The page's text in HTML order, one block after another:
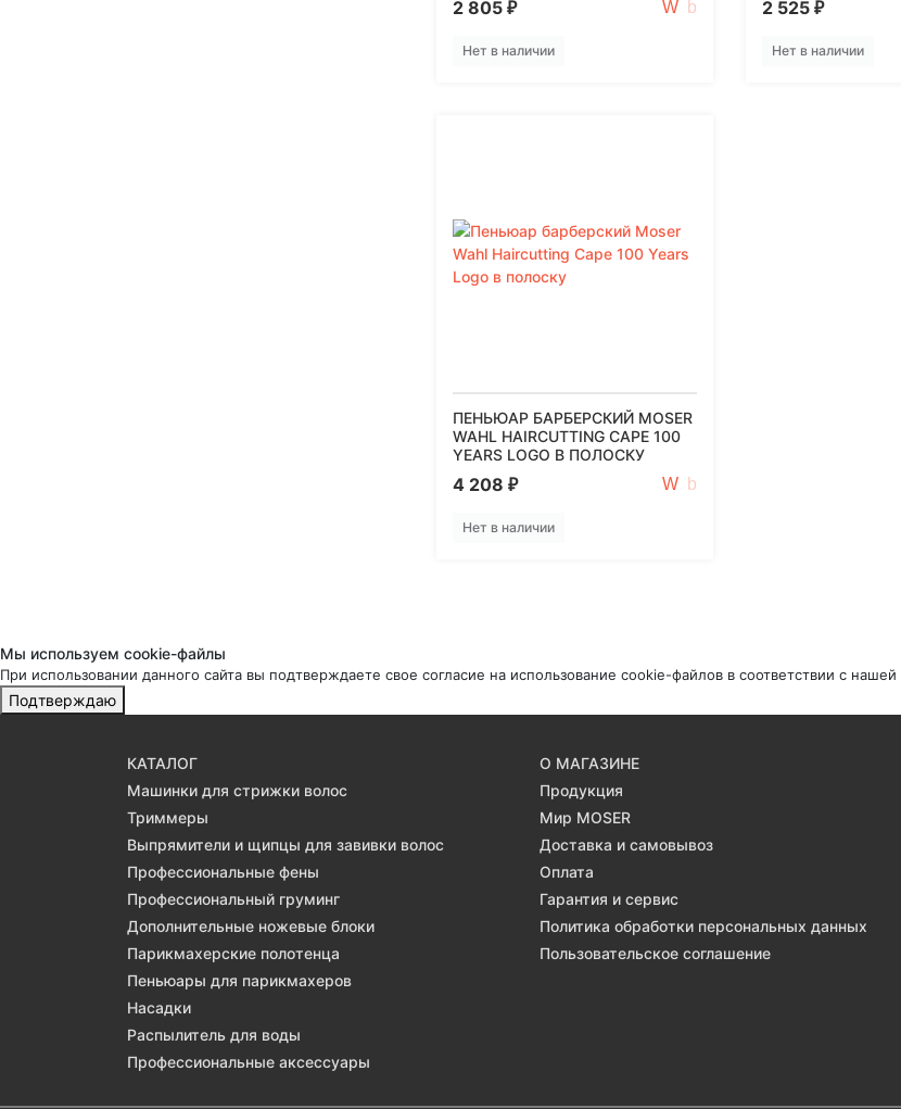
2 805 ₽
Нет в наличии
2 525 ₽
Нет в наличии
ПЕНЬЮАР БАРБЕРСКИЙ MOSER
WAHL HAIRCUTTING CAPE 100
YEARS LOGO В ПОЛОСКУ
4 208 ₽
Нет в наличии
Мы используем cookie-файлы
При использовании данного сайта вы подтверждаете свое согласие на использование cookie-файлов в соответствии с нашей
Подтверждаю
КАТАЛОГ
Машинки для стрижки волос
Триммеры
Выпрямители и щипцы для завивки волос
Профессиональные фены
Профессиональный груминг
Дополнительные ножевые блоки
Парикмахерские полотенца
Пеньюары для парикмахеров
Насадки
Распылитель для воды
Профессиональные аксессуары
О МАГАЗИНЕ
Продукция
Мир MOSER
Доставка и самовывоз
Оплата
Гарантия и сервис
Политика обработки персональных данных
Пользовательское соглашение